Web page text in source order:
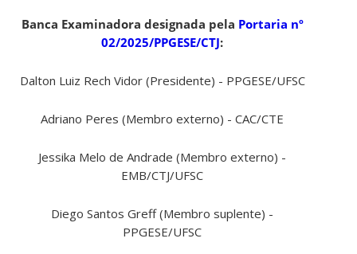
Banca Examinadora designada pela Portaria nº
02/2025/PPGESE/CTJ:
Dalton Luiz Rech Vidor (Presidente) - PPGESE/UFSC
Adriano Peres (Membro externo) - CAC/CTE
Jessika Melo de Andrade (Membro externo) -
EMB/CTJ/UFSC
Diego Santos Greff (Membro suplente) -
PPGESE/UFSC